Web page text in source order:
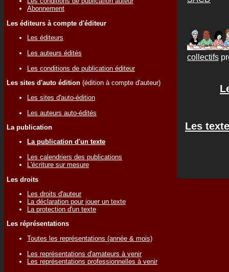
Abonnement
Les éditeurs à compte d'éditeur
Les éditeurs
Les auteurs édités
Les conditions de publication éditeur
Les sites d'auto édition (édition à compte d'auteur)
Les sites d'auto-édition
Les auteurs auto-édités
La publication
La publication d'un texte
Les calendriers des publications
L'écriture sur mesure
Les droits
Les droits d'auteur
La déclaration pour jouer un texte
La protection d'un texte
Les réprésentations
Toutes les représentations (année & mois)
Les représentations d'amateurs à venir
Les représentations professionnelles à venir
collectifs
Les